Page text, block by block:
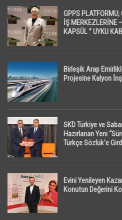
GPPS
İŞ MERKEZLERİNE
KAPSÜL ” UYKU
Birleşik Arap
Projesine Kalyon
SKD Türkiye ve
Hazırlanan Yeni
Türkçe Sözlük’e
Evini Yenileyen
Konutun Değerini